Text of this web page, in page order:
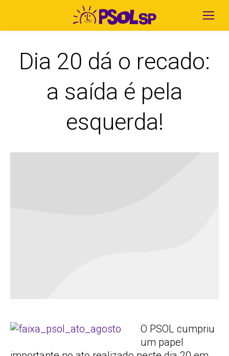
Dia 20 dá o recado:
a saída é pela
esquerda!
O PSOL cumpriu
um papel